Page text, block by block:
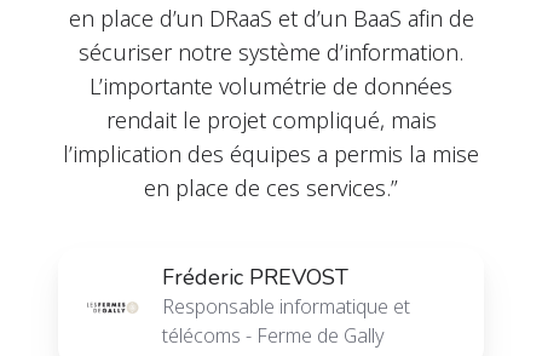
en place d’un DRaaS et d’un BaaS afin de
sécuriser notre système d’information.
L’importante volumétrie de données
rendait le projet compliqué, mais
l’implication des équipes a permis la mise
en place de ces services.”
Fréderic PREVOST
Responsable informatique et
télécoms - Ferme de Gally